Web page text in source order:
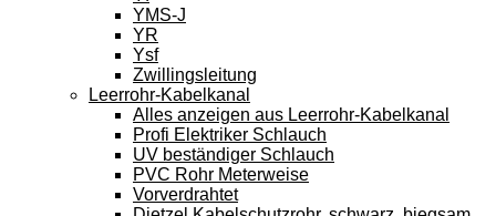
YMS-J
YR
Ysf
Zwillingsleitung
Leerrohr-Kabelkanal
Alles anzeigen aus Leerrohr-Kabelkanal
Profi Elektriker Schlauch
UV beständiger Schlauch
PVC Rohr Meterweise
Vorverdrahtet